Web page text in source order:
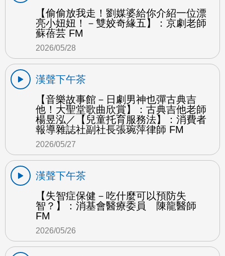
【偷偷放我走！劉媒婆給你介紹一位漂
亮小妞妞！－雙姣奇緣五】：京劇老師
蘇蓓芸 FM
2026/05/28
漢聲下午茶
【音樂故事館－日劇男神也彈古典吉
他！大聖堂歌曲欣賞】：古典吉他老師
楊昱泓／【兒童托育服務法】：消費者
報導雜誌社副社長張琬萍律師 FM
2026/05/27
漢聲下午茶
【失智症保健－吃什麼可以預防失
智？】：消基會醫療委員 陳龍醫師
FM
2026/05/26